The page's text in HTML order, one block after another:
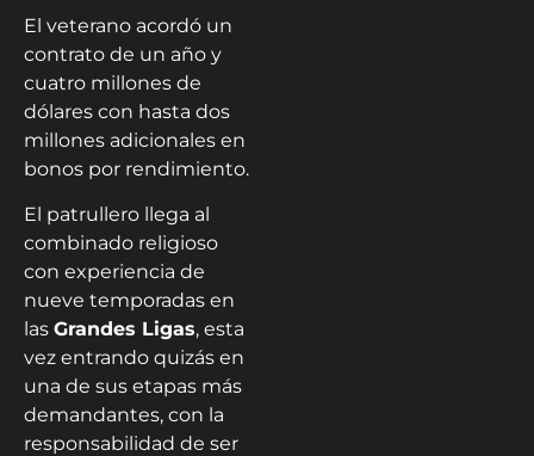
El veterano acordó un
contrato de un año y
cuatro millones de
dólares con hasta dos
millones adicionales en
bonos por rendimiento.
El patrullero llega al
combinado religioso
con experiencia de
nueve temporadas en
las Grandes Ligas, esta
vez entrando quizás en
una de sus etapas más
demandantes, con la
responsabilidad de ser